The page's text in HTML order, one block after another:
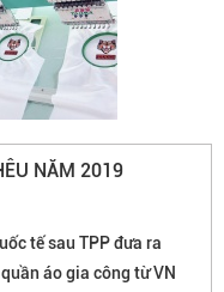
NĂM 2019
tế sau TPP đưa ra
áo gia công từ VN